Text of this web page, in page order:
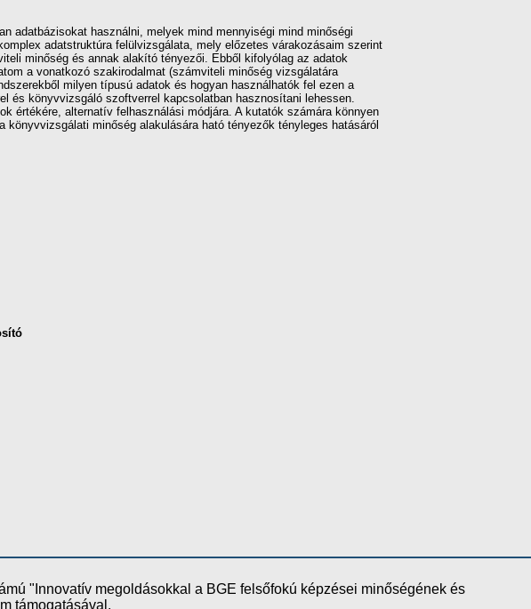
adatbázisokat használni, melyek mind mennyiségi mind minőségi
adatstruktúra felülvizsgálata, mely előzetes várakozásaim szerint
minőség és annak alakító tényezői. Ebből kifolyólag az adatok
a vonatkozó szakirodalmat (számviteli minőség vizsgálatára
milyen típusú adatok és hogyan használhatók fel ezen a
és könyvvizsgáló szoftverrel kapcsolatban hasznosítani lehessen.
értékére, alternatív felhasználási módjára. A kutatók számára könnyen
minőség alakulására ható tényezők tényleges hatásáról
"Innovatív megoldásokkal a BGE felsőfokú képzései minőségének és
támogatásával.